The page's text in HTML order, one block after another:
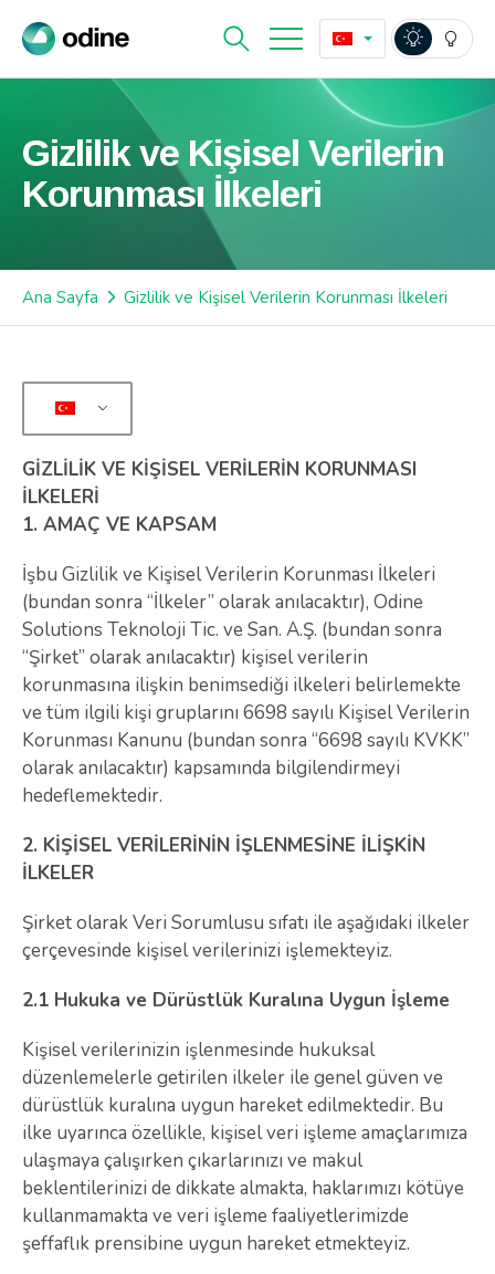
Gizlilik ve Kişisel Verilerin
Korunması İlkeleri
Ana Sayfa Gizlilik ve Kişisel Verilerin Korunması İlkeleri
GİZLİLİK VE KİŞİSEL VERİLERİN KORUNMASI
İLKELERİ
1. AMAÇ VE KAPSAM
İşbu Gizlilik ve Kişisel Verilerin Korunması İlkeleri
(bundan sonra “İlkeler” olarak anılacaktır), Odine
Solutions Teknoloji Tic. ve San. A.Ş. (bundan sonra
“Şirket” olarak anılacaktır) kişisel verilerin
korunmasına ilişkin benimsediği ilkeleri belirlemekte
ve tüm ilgili kişi gruplarını 6698 sayılı Kişisel Verilerin
Korunması Kanunu (bundan sonra “6698 sayılı KVKK”
olarak anılacaktır) kapsamında bilgilendirmeyi
hedeflemektedir.
2. KİŞİSEL VERİLERİNİN İŞLENMESİNE İLİŞKİN
İLKELER
Şirket olarak Veri Sorumlusu sıfatı ile aşağıdaki ilkeler
çerçevesinde kişisel verilerinizi işlemekteyiz.
2.1 Hukuka ve Dürüstlük Kuralına Uygun İşleme
Kişisel verilerinizin işlenmesinde hukuksal
düzenlemelerle getirilen ilkeler ile genel güven ve
dürüstlük kuralına uygun hareket edilmektedir. Bu
ilke uyarınca özellikle, kişisel veri işleme amaçlarımıza
ulaşmaya çalışırken çıkarlarınızı ve makul
beklentilerinizi de dikkate almakta, haklarımızı kötüye
kullanmamakta ve veri işleme faaliyetlerimizde
şeffaflık prensibine uygun hareket etmekteyiz.